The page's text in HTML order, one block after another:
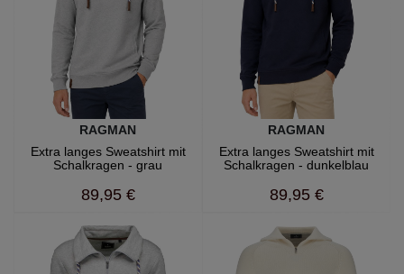
RAGMAN
Extra langes Sweatshirt mit
Schalkragen - grau
89,95 €
RAGMAN
Extra langes Sweatshirt mit
Schalkragen - dunkelblau
89,95 €